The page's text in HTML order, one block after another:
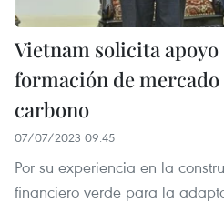
Vietnam solicita apoyo
formación de mercado
carbono
07/07/2023 09:45
Por su experiencia en la
financiero verde para la